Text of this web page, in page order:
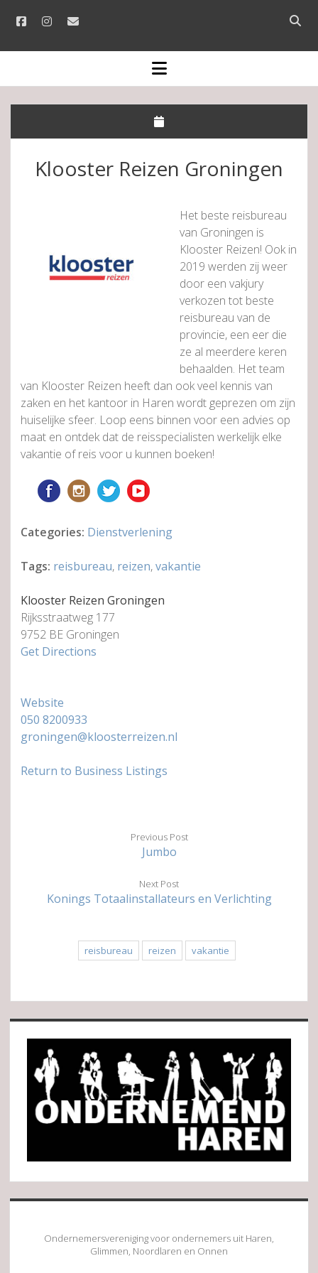
facebookinstagram
email
Open
bar
open
menu
Klooster Reizen Groningen
Het beste reisbureau
van Groningen is
Klooster Reizen! Ook in
2019 werden zij weer
door een vakjury
verkozen tot beste
reisbureau van de
provincie, een eer die
ze al meerdere keren
behaalden. Het team
van Klooster Reizen heeft dan ook veel kennis van
zaken en het kantoor in Haren wordt geprezen om zijn
huiselijke sfeer. Loop eens binnen voor een advies op
maat en ontdek dat de reisspecialisten werkelijk elke
vakantie of reis voor u kunnen boeken!
Categories: Dienstverlening
Tags: reisbureau, reizen,vakantie
Klooster Reizen Groningen
Rijksstraatweg 177
9752 BE Groningen
Get Directions
Website
050 8200933
groningen@kloosterreizen.nl
Return to Business Listings
Previous Post
Jumbo
Next Post
Konings Totaalinstallateurs en Verlichting
reisbureau reizen vakantie
Sidebar
Ondernemersvereniging voor ondernemers uit Haren,
Glimmen, Noordlaren en Onnen